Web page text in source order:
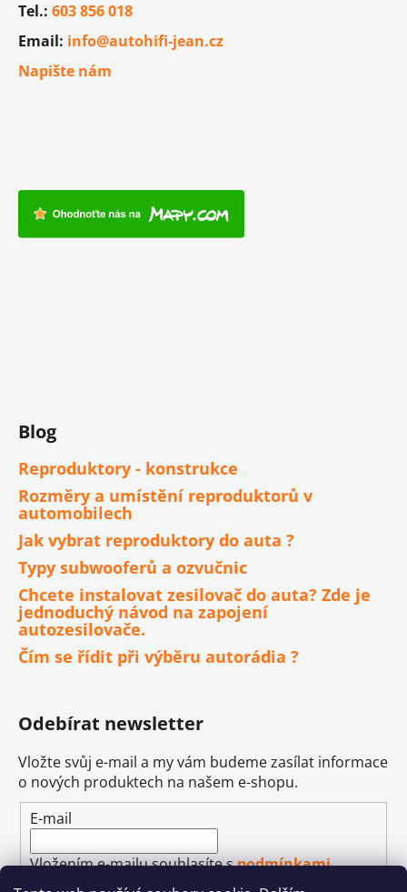
Tel.: 603 856 018
Email: info@autohifi-jean.cz
Napište nám
Blog
Reproduktory - konstrukce
Rozměry a umístění reproduktorů v
automobilech
Jak vybrat reproduktory do auta ?
Typy subwooferů a ozvučnic
Chcete instalovat zesilovač do auta? Zde je
jednoduchý návod na zapojení
autozesilovače.
Čím se řídit při výběru autorádia ?
Odebírat newsletter
Vložte svůj e-mail a my vám budeme zasílat informace
o nových produktech na našem e-shopu.
E-mail
Vložením e-mailu souhlasíte spodmínkami
ochrany osobních údajů